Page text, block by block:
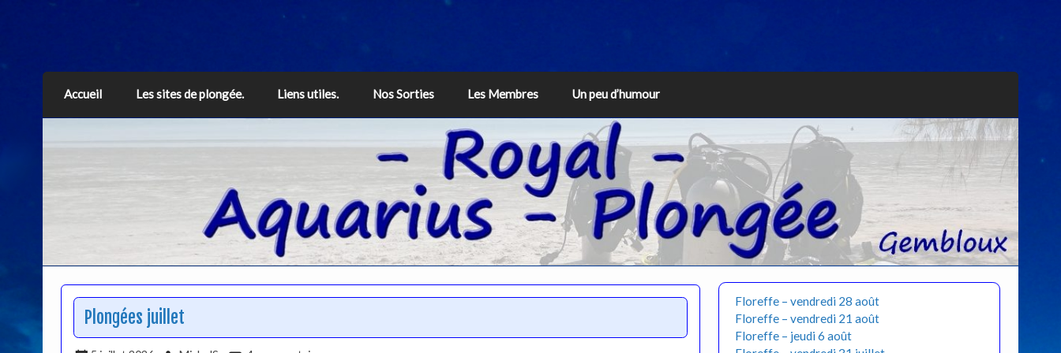
Aquarius
Accueil Les sites de plongée. Liens utiles. Nos Sorties Les Membres Un peu d’humour
Plongées juillet
Floreffe – vendredi 28 août
Floreffe – vendredi 21 août
Floreffe – jeudi 6 août